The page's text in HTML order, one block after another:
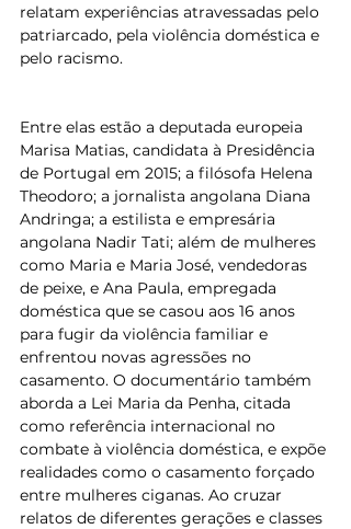
relatam experiências atravessadas pelo
patriarcado, pela violência doméstica e
pelo racismo.
Entre elas estão a deputada europeia
Marisa Matias, candidata à Presidência
de Portugal em 2015; a filósofa Helena
Theodoro; a jornalista angolana Diana
Andringa; a estilista e empresária
angolana Nadir Tati; além de mulheres
como Maria e Maria José, vendedoras
de peixe, e Ana Paula, empregada
doméstica que se casou aos 16 anos
para fugir da violência familiar e
enfrentou novas agressões no
casamento. O documentário também
aborda a Lei Maria da Penha, citada
como referência internacional no
combate à violência doméstica, e expõe
realidades como o casamento forçado
entre mulheres ciganas. Ao cruzar
relatos de diferentes gerações e classes